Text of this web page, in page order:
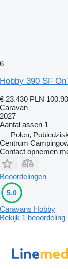
6
Hobby 390 SF
€ 23.430 PLN
Caravan
2027
Aantal assen 1
Polen,
Centrum
Contact opnemen
Beoordelingen
5.0
Caravans Hobby
Bekijk 1 beoordeling